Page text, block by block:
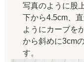
写真のように股
下から4.5cm、
ようにカーブを
から斜めに3cm
す。